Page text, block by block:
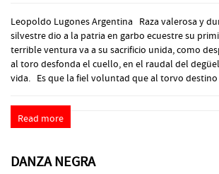
Leopoldo Lugones Argentina Raza valerosa y
silvestre dio a la patria en garbo ecuestre su
terrible ventura va a su sacrificio unida, como
al toro desfonda el cuello, en el raudal del
vida. Es que la fiel voluntad que al torvo destino
Read more
DANZA NEGRA